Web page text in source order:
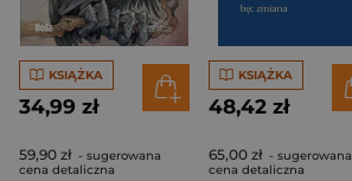
KSIĄŻKA
34,99 zł
59,90 zł - sugerowana
cena detaliczna
KSIĄŻKA
48,42 zł
65,00 zł - sugerowana
cena detaliczna